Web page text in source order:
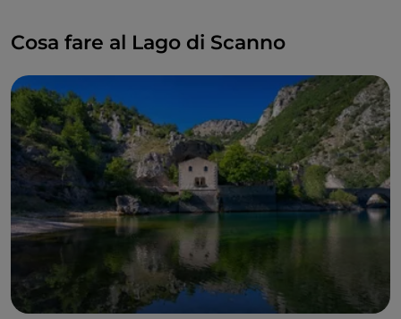
Cosa fare al Lago di Scanno